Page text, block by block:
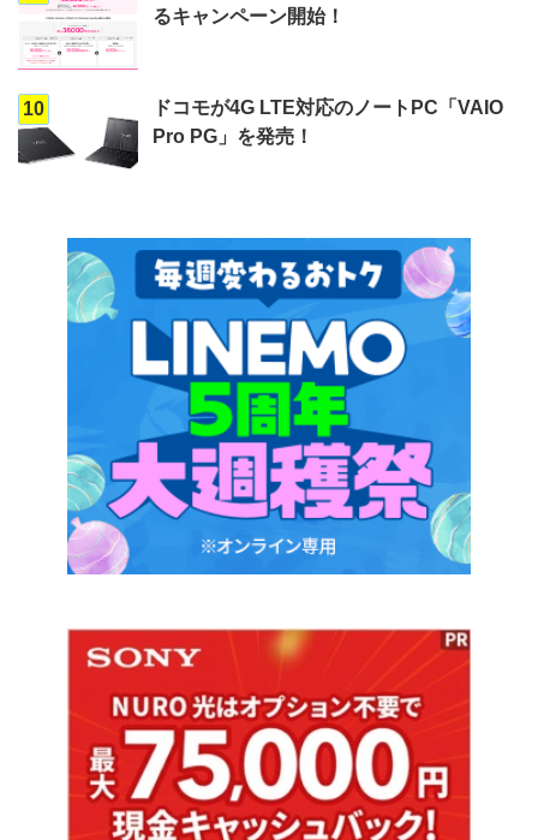
るキャンペーン開始！
10
ドコモが4G LTE対応のノートPC「VAIO
Pro PG」を発売！